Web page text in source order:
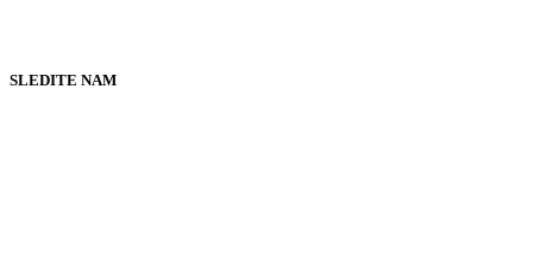
SLEDITE NAM